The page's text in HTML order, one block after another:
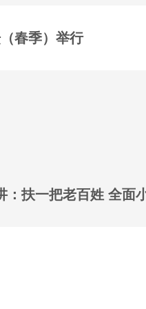
春季）举行
：扶一把老百姓 全面